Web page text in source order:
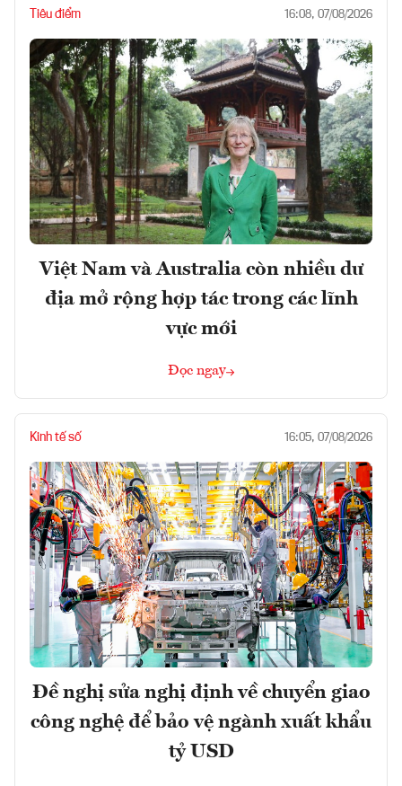
Tiêu điểm 16:08, 07/08/2026
Việt Nam và Australia còn nhiều dư
địa mở rộng hợp tác trong các lĩnh
vực mới
Đọc ngay
Kinh tế số 16:05, 07/08/2026
Đề nghị sửa nghị định về chuyển giao
công nghệ để bảo vệ ngành xuất khẩu
tỷ USD